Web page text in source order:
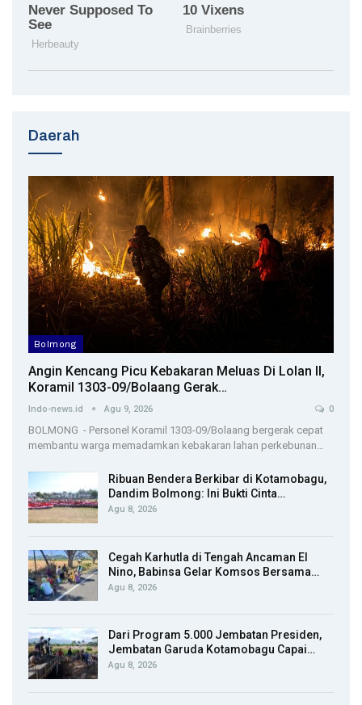
Daerah
Bolmong
Angin Kencang Picu Kebakaran Meluas Di Lolan II,
Koramil 1303-09/Bolaang Gerak…
Indo-news.id Agu 9, 2026 0
BOLMONG - Personel Koramil 1303-09/Bolaang bergerak cepat
membantu warga memadamkan kebakaran lahan perkebunan…
Ribuan Bendera Berkibar di Kotamobagu,
Dandim Bolmong: Ini Bukti Cinta…
Agu 8, 2026
Cegah Karhutla di Tengah Ancaman El
Nino, Babinsa Gelar Komsos Bersama…
Agu 8, 2026
Dari Program 5.000 Jembatan Presiden,
Jembatan Garuda Kotamobagu Capai…
Agu 8, 2026